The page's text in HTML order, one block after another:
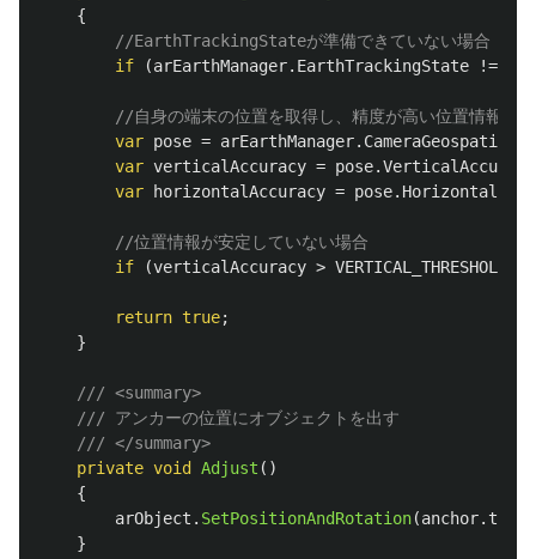
{
//EarthTrackingStateが準備できていない場合
if
(arEarthManager. EarthTrackingState !=
//自身の端末の位置を取得し、精度が高い位置情報が
var pose = arEarthManager.
var verticalAccuracy = pose.VerticalAccuracy
var
horizontalAccuracy = pose.
//位置情報が安定していない場合
if
(verticalAccuracy > VERTICAL_THRESHOLD
return true;
}
/// <summary>
/// アンカーの位置にオブジェクトを出す
/// </summary>
private void Adjust ()
{
arObject . SetPositionAndRotation(anchor.
}